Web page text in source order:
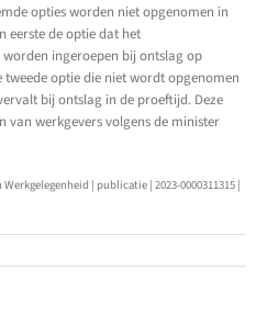
opties worden niet opgenomen in
eerste de optie dat het
ingeroepen bij ontslag op
optie die niet wordt opgenomen
bij ontslag in de proeftijd. Deze
van werkgevers volgens de minister
| publicatie | 2023-0000311315 |